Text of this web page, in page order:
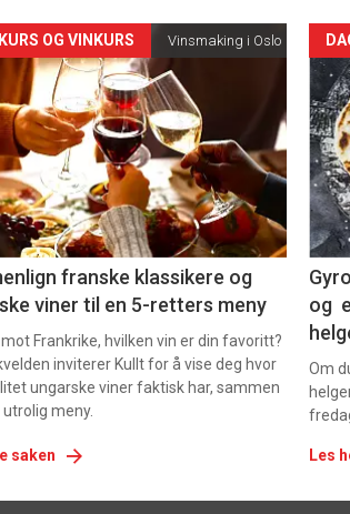
OG VINKURS Vinsmaking i Oslo
franske klassikere og
viner til en 5-retters meny
Frankrike, hvilken vin er din favoritt?
inviterer Kullt for å vise deg hvor
ungarske viner faktisk har, sammen
meny.
saken
nå
-
6
og
Om
Les